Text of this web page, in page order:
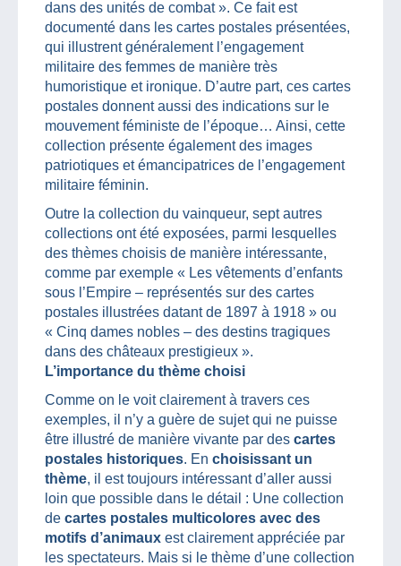
dans des unités de combat ». Ce fait est
documenté dans les cartes postales présentées,
qui illustrent généralement l’engagement
militaire des femmes de manière très
humoristique et ironique. D’autre part, ces cartes
postales donnent aussi des indications sur le
mouvement féministe de l’époque… Ainsi, cette
collection présente également des images
patriotiques et émancipatrices de l’engagement
militaire féminin.
Outre la collection du vainqueur, sept autres
collections ont été exposées, parmi lesquelles
des thèmes choisis de manière intéressante,
comme par exemple « Les vêtements d’enfants
sous l’Empire – représentés sur des cartes
postales illustrées datant de 1897 à 1918 » ou
« Cinq dames nobles – des destins tragiques
dans des châteaux prestigieux ».
L’importance du thème choisi
Comme on le voit clairement à travers ces
exemples, il n’y a guère de sujet qui ne puisse
être illustré de manière vivante par des cartes
postales historiques. En choisissant un
thème, il est toujours intéressant d’aller aussi
loin que possible dans le détail : Une collection
de cartes postales multicolores avec des
motifs d’animaux est clairement appréciée par
les spectateurs. Mais si le thème d’une collection